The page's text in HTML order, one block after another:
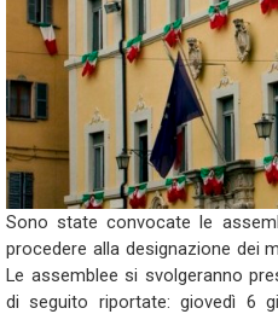
Sono state convocate le
procedere alla designazione dei
Le assemblee si svolgeranno
di seguito riportate: giovedì 6